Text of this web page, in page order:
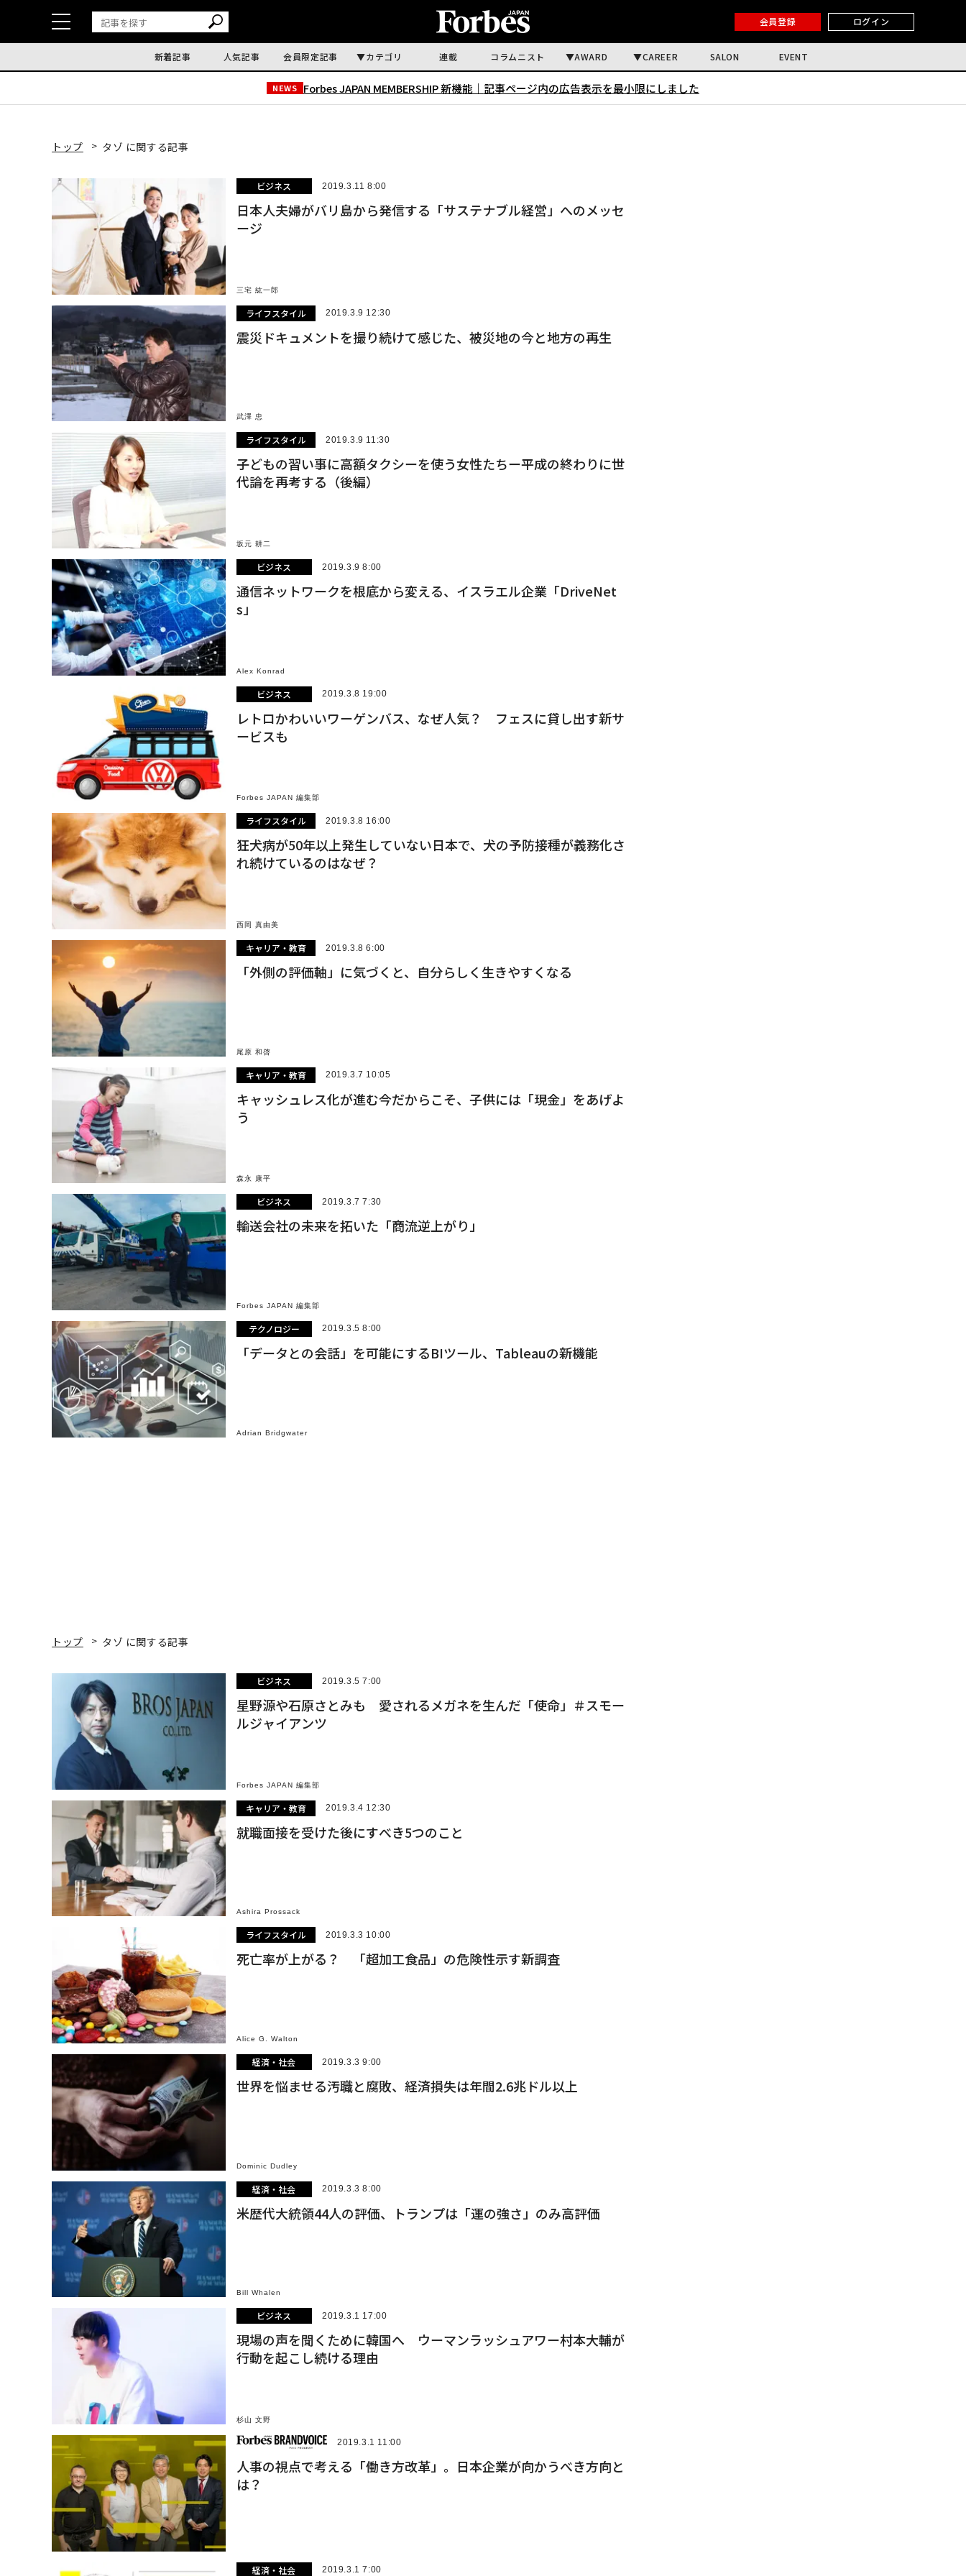
会員登録 ログイン
新着記事 人気記事 会員限定記事 カテゴリ 連載 コラムニスト AWARD CAREER SALON EVENT
NEWS Forbes JAPAN MEMBERSHIP 新機能｜ 記事ページ内の広告表示を最小限にしました
トップ タゾ に関する記事
ビジネス 2019.3.11 8:00
日本人夫婦がバリ島から発信する「サステナブル経営」へのメッセ
ージ
三宅 紘一郎
ライフスタイル 2019.3.9 12:30
震災ドキュメントを撮り続けて感じた、被災地の今と地方の再生
武澤 忠
ライフスタイル 2019.3.9 11:30
子どもの習い事に高額タクシーを使う女性たちー平成の終わりに世
代論を再考する（後編）
坂元 耕二
ビジネス 2019.3.9 8:00
通信ネットワークを根底から変える、イスラエル企業「DriveNet
s」
Alex Konrad
ビジネス 2019.3.8 19:00
レトロかわいいワーゲンバス、なぜ人気？ フェスに貸し出す新サ
ービスも
Forbes JAPAN 編集部
ライフスタイル 2019.3.8 16:00
狂犬病が50年以上発生していない日本で、犬の予防接種が義務化さ
れ続けているのはなぜ？
西岡 真由美
キャリア・教育 2019.3.8 6:00
「外側の評価軸」に気づくと、自分らしく生きやすくなる
尾原 和啓
キャリア・教育 2019.3.7 10:05
キャッシュレス化が進む今だからこそ、子供には「現金」をあげよ
う
森永 康平
ビジネス 2019.3.7 7:30
輸送会社の未来を拓いた「商流逆上がり」
Forbes JAPAN 編集部
テクノロジー 2019.3.5 8:00
「データとの会話」を可能にするBIツール、Tableauの新機能
Adrian Bridgwater
トップ タゾ に関する記事
ビジネス 2019.3.5 7:00
星野源や石原さとみも 愛されるメガネを生んだ「使命」＃スモー
ルジャイアンツ
Forbes JAPAN 編集部
キャリア・教育 2019.3.4 12:30
就職面接を受けた後にすべき5つのこと
Ashira Prossack
ライフスタイル 2019.3.3 10:00
死亡率が上がる？ 「超加工食品」の危険性示す新調査
Alice G. Walton
経済・社会 2019.3.3 9:00
世界を悩ませる汚職と腐敗、経済損失は年間2.6兆ドル以上
Dominic Dudley
経済・社会 2019.3.3 8:00
米歴代大統領44人の評価、トランプは「運の強さ」のみ高評価
Bill Whalen
ビジネス 2019.3.1 17:00
現場の声を聞くために韓国へ ウーマンラッシュアワー村本大輔が
行動を起こし続ける理由
杉山 文野
2019.3.1 11:00
人事の視点で考える「働き方改革」。日本企業が向かうべき方向と
は？
経済・社会 2019.3.1 7:00